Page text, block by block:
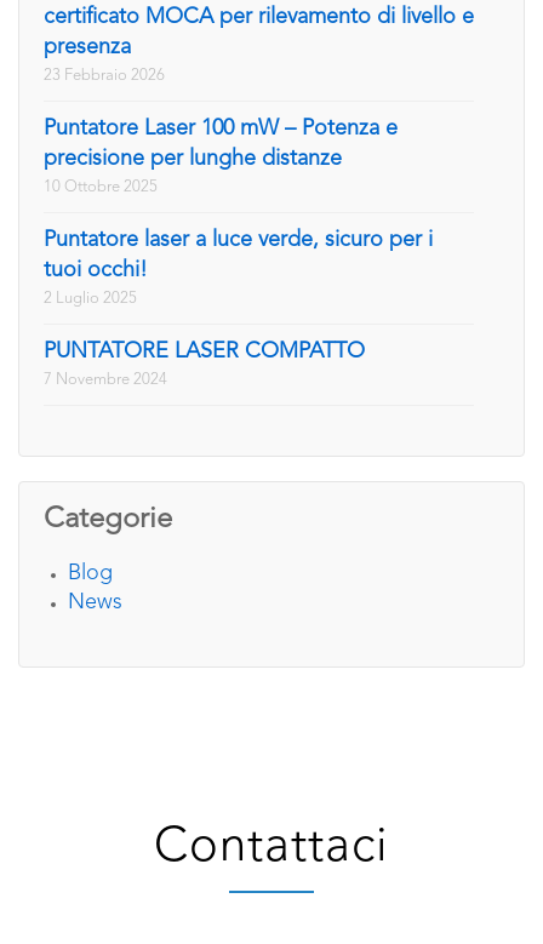
certificato MOCA per rilevamento di livello e
presenza
23 Febbraio 2026
Puntatore Laser 100 mW – Potenza e
precisione per lunghe distanze
10 Ottobre 2025
Puntatore laser a luce verde, sicuro per i
tuoi occhi!
2 Luglio 2025
PUNTATORE LASER COMPATTO
7 Novembre 2024
Categorie
Blog
News
Contattaci